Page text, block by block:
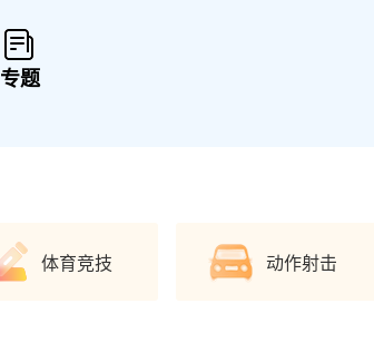
专题
体育竞技 动作射击